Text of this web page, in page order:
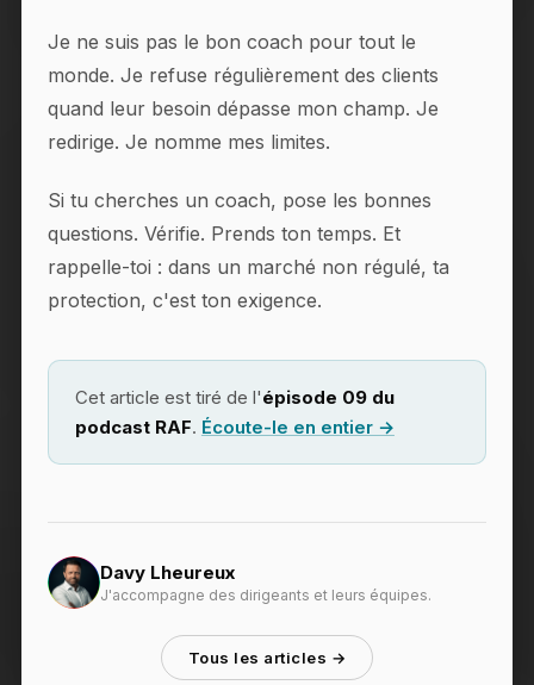
Je ne suis pas le bon coach pour tout le
monde. Je refuse régulièrement des clients
quand leur besoin dépasse mon champ. Je
redirige. Je nomme mes limites.
Si tu cherches un coach, pose les bonnes
questions. Vérifie. Prends ton temps. Et
rappelle-toi : dans un marché non régulé, ta
protection, c'est ton exigence.
Cet article est tiré de l'épisode 09 du
podcast RAF. Écoute-le en entier →
Davy Lheureux
J'accompagne des dirigeants et leurs équipes.
Tous les articles →